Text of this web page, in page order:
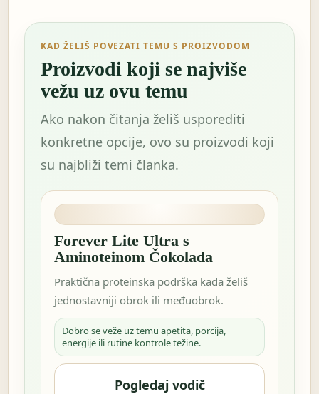
KAD ŽELIŠ POVEZATI TEMU S PROIZVODOM
Proizvodi koji se najviše
vežu uz ovu temu
Ako nakon čitanja želiš usporediti
konkretne opcije, ovo su proizvodi koji
su najbliži temi članka.
Forever Lite Ultra s
Aminoteinom Čokolada
Praktična proteinska podrška kada želiš
jednostavniji obrok ili međuobrok.
Dobro se veže uz temu apetita, porcija,
energije ili rutine kontrole težine.
Pogledaj vodič